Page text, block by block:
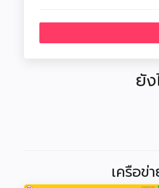
ยั
เครือข่